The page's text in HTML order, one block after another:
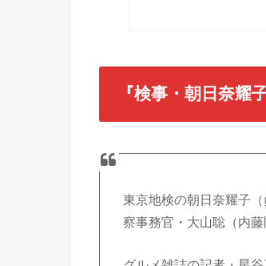
『検事・朝日奈耀
東京地検の朝日奈耀子
察事務官・大山聡（内